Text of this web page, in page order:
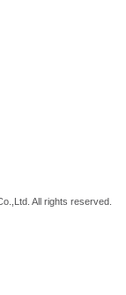
All rights reserved.